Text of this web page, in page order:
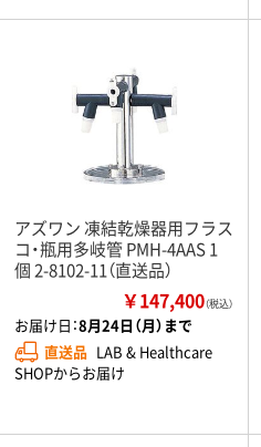
アズワン 凍結乾燥器用フラス
コ・瓶用多岐管 PMH-4AAS 1
個 2-8102-11（直送品）
￥147,400（税込）
お届け日：8月24日（月）まで
直送品 LAB & Healthcare
SHOPからお届け